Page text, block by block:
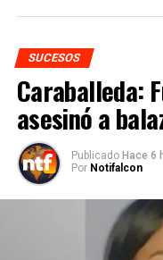
SUCESOS
Caraballeda:
asesinó a
Publicado Hace 6
Por Notifalcon